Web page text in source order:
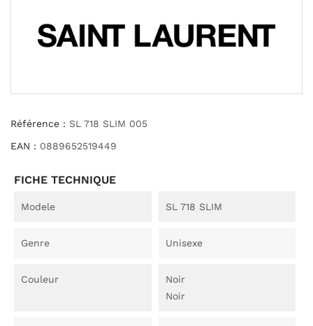
Référence : SL 718 SLIM 005
EAN : 0889652519449
FICHE TECHNIQUE
Modele SL 718 SLIM
Genre Unisexe
Couleur
Noir
Noir